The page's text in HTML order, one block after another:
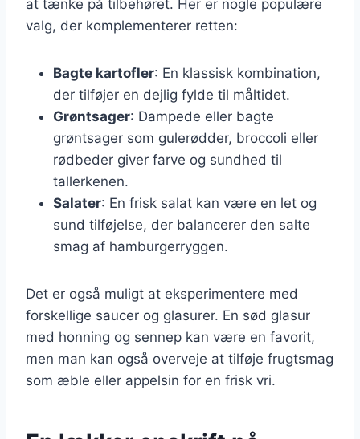
at tænke på tilbehøret. Her er nogle populære
valg, der komplementerer retten:
Bagte kartofler: En klassisk kombination,
der tilføjer en dejlig fylde til måltidet.
Grøntsager: Dampede eller bagte
grøntsager som gulerødder, broccoli eller
rødbeder giver farve og sundhed til
tallerkenen.
Salater: En frisk salat kan være en let og
sund tilføjelse, der balancerer den salte
smag af hamburgerryggen.
Det er også muligt at eksperimentere med
forskellige saucer og glasurer. En sød glasur
med honning og sennep kan være en favorit,
men man kan også overveje at tilføje frugtsmag
som æble eller appelsin for en frisk vri.